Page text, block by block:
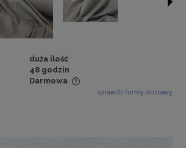
duża ilość
48 godzin
Darmowa
ewentualnych kosztów płatności
sprawdź formy dostawy